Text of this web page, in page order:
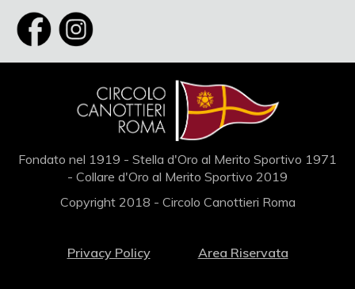
Fondato nel 1919 - Stella d'Oro al Merito Sportivo 1971
- Collare d'Oro al Merito Sportivo 2019
Copyright 2018 - Circolo Canottieri Roma
Privacy Policy Area Riservata